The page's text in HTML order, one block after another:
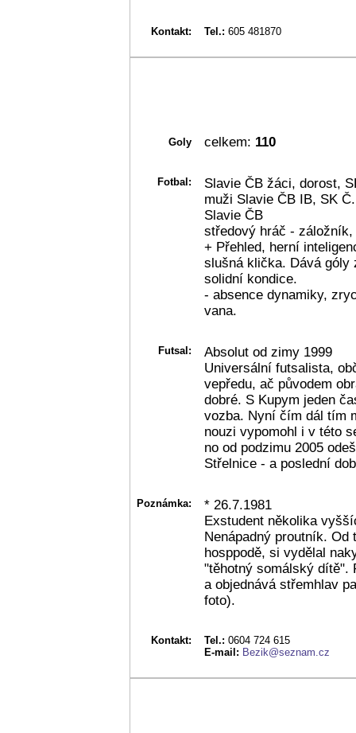
Kontakt: Tel.: 605 481870
Goly celkem: 110
Fotbal:
Slavie ČB žáci, dorost,
muži Slavie ČB IB, SK
Slavie ČB
středový hráč - záložník,
+ Přehled, herní
slušná klička. Dává góly
solidní kondice.
- absence dynamiky,
vana.
Futsal:
Absolut od zimy 1999
Universální futsalista,
vepředu, ač původem
dobré. S Kupym jeden
vozba. Nyní čím dál tím
nouzi vypomohl i v této
no od podzimu 2005
Střelnice - a poslední
Poznámka:
* 26.7.1981
Exstudent několika
Nenápadný proutník.
hosppodě, si vydělal
"těhotný somálský dítě".
a objednává střemhlav
foto).
Kontakt: Tel.: 0604 724 615
E-mail: Bezik@seznam.cz